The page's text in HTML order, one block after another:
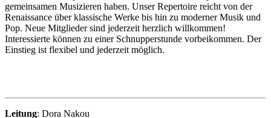
gemeinsamen Musizieren haben. Unser Repertoire reicht von der
Renaissance über klassische Werke bis hin zu moderner Musik und
Pop. Neue Mitglieder sind jederzeit herzlich willkommen!
Interessierte können zu einer Schnupperstunde vorbeikommen. Der
Einstieg ist flexibel und jederzeit möglich.
Leitung: Dora Nakou